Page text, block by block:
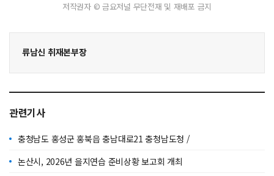
저작권자 © 금요저널 무단전재 및 재배포 금지
류남신 취재본부장
관련기사
충청남도 홍성군 홍북읍 충남대로21 충청남도청 /
논산시, 2026년 을지연습 준비상황 보고회 개최